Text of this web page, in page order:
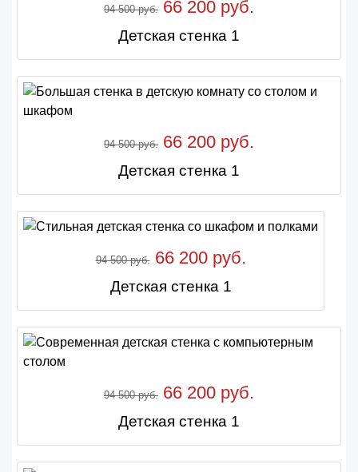
94 500 руб. 66 200 руб.
Детская стенка 1
94 500 руб. 66 200 руб.
Детская стенка 1
94 500 руб.66 200 руб.
Детская стенка 1
94 500 руб. 66 200 руб.
Детская стенка 1